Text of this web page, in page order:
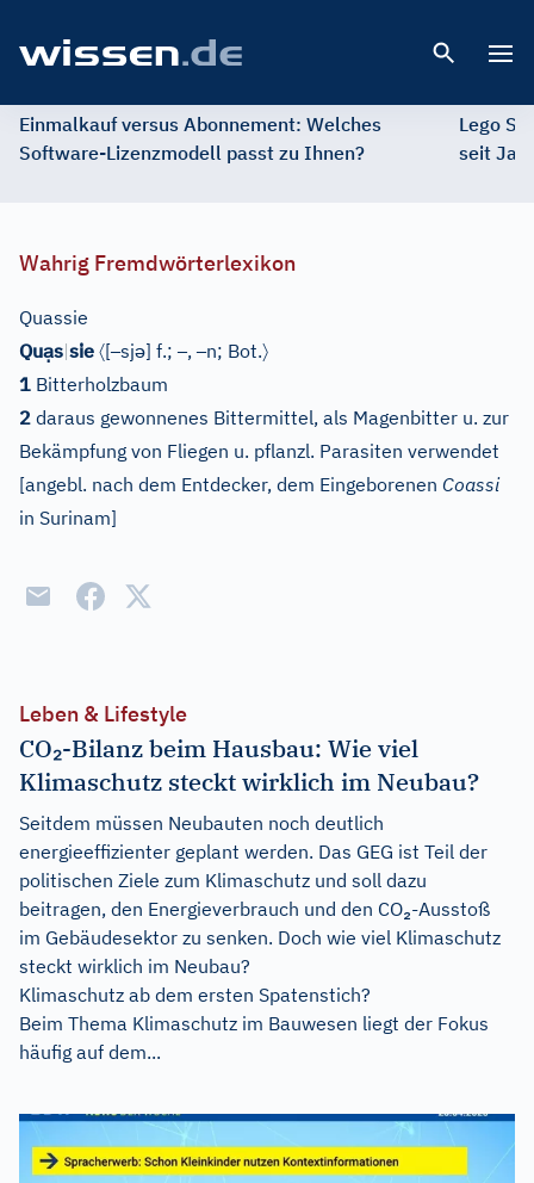
Einmalkauf versus Abonnement: Welches
Software-Lizenzmodell passt zu Ihnen?
Lego
seit
Wahrig Fremdwörterlexikon
Quassie
Quạs|sie 〈[–sjə] f.;–,–n; Bot.〉
1 Bitterholzbaum
2 daraus gewonnenes Bittermittel, als Magenbitter u. zur
Bekämpfung von Fliegen u. pflanzl. Parasiten verwendet
[angebl. nach dem Entdecker, dem Eingeborenen Coassi
in Surinam]
Leben & Lifestyle
CO₂-Bilanz beim Hausbau: Wie viel
Klimaschutz steckt wirklich im Neubau?
Seitdem müssen Neubauten noch deutlich
energieeffizienter geplant werden. Das GEG ist Teil der
politischen Ziele zum Klimaschutz und soll dazu
beitragen, den Energieverbrauch und den CO₂-Ausstoß
im Gebäudesektor zu senken. Doch wie viel Klimaschutz
steckt wirklich im Neubau?
Klimaschutz ab dem ersten Spatenstich?
Beim Thema Klimaschutz im Bauwesen liegt der Fokus
häufig auf dem...